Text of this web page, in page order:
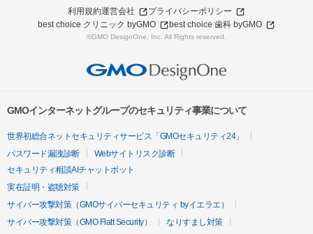
利用規約運営会社
プライバシーポリシー
best choice クリニック byGMO
best choice 歯科 byGMO
©GMO DesignOne, Inc. All Rights reserved.
GMOインターネットグループのセキュリティ事業について
世界初総合ネットセキュリティサービス「GMOセキュリティ24」
パスワード漏洩診断
Webサイトリスク診断
セキュリティ相談AIチャットボット
実在証明・盗聴対策
サイバー攻撃対策（GMOサイバーセキュリティ byイエラエ）
サイバー攻撃対策（GMO Flatt Security）
なりすまし対策